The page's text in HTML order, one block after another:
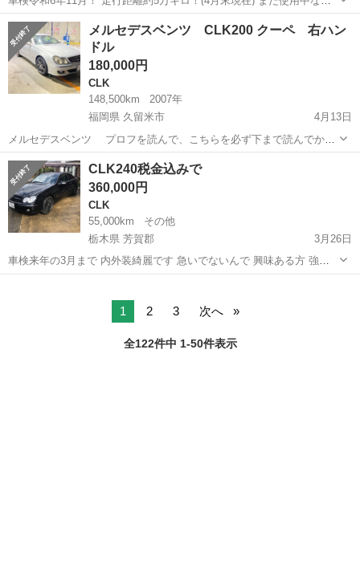
で距離は若干延びると思います。 黒色 鍵のかかりがあまり良くないの
で、もしかするとドア内のセンサーが悪いかもしれません。 手動では
問題なし。 後ろバ...
岡山 岡山市 北長瀬駅
メルセデスベンツ CLK200 クーペ 右ハン
ドル
180,000円
CLK
148,500km
2007年
福岡県 久留米市
4月13日
メルセデスベンツ プロフを読んで、こちらを必ず下まで読んでから
の質問お願い致します。 明らかに読まずに質問された方はブロック致
します。 この車両は値引きしません。 2021/6/16 返事がない場合、ブ
ロックもしたりしま...
福岡 久留米市 CLK メルセデスベンツ
CLK240税金込みで
360,000円
CLK
55,000km
その他
栃木県 芳賀郡
3月26日
車検来年の3月まで 内外装綺麗です 急いでないんで 興味ある方 強化
サスでローダウンです フロント235 35 19 リア 255 35 19です 値段交
1 2 3 次へ
全122件中 1-50件表示